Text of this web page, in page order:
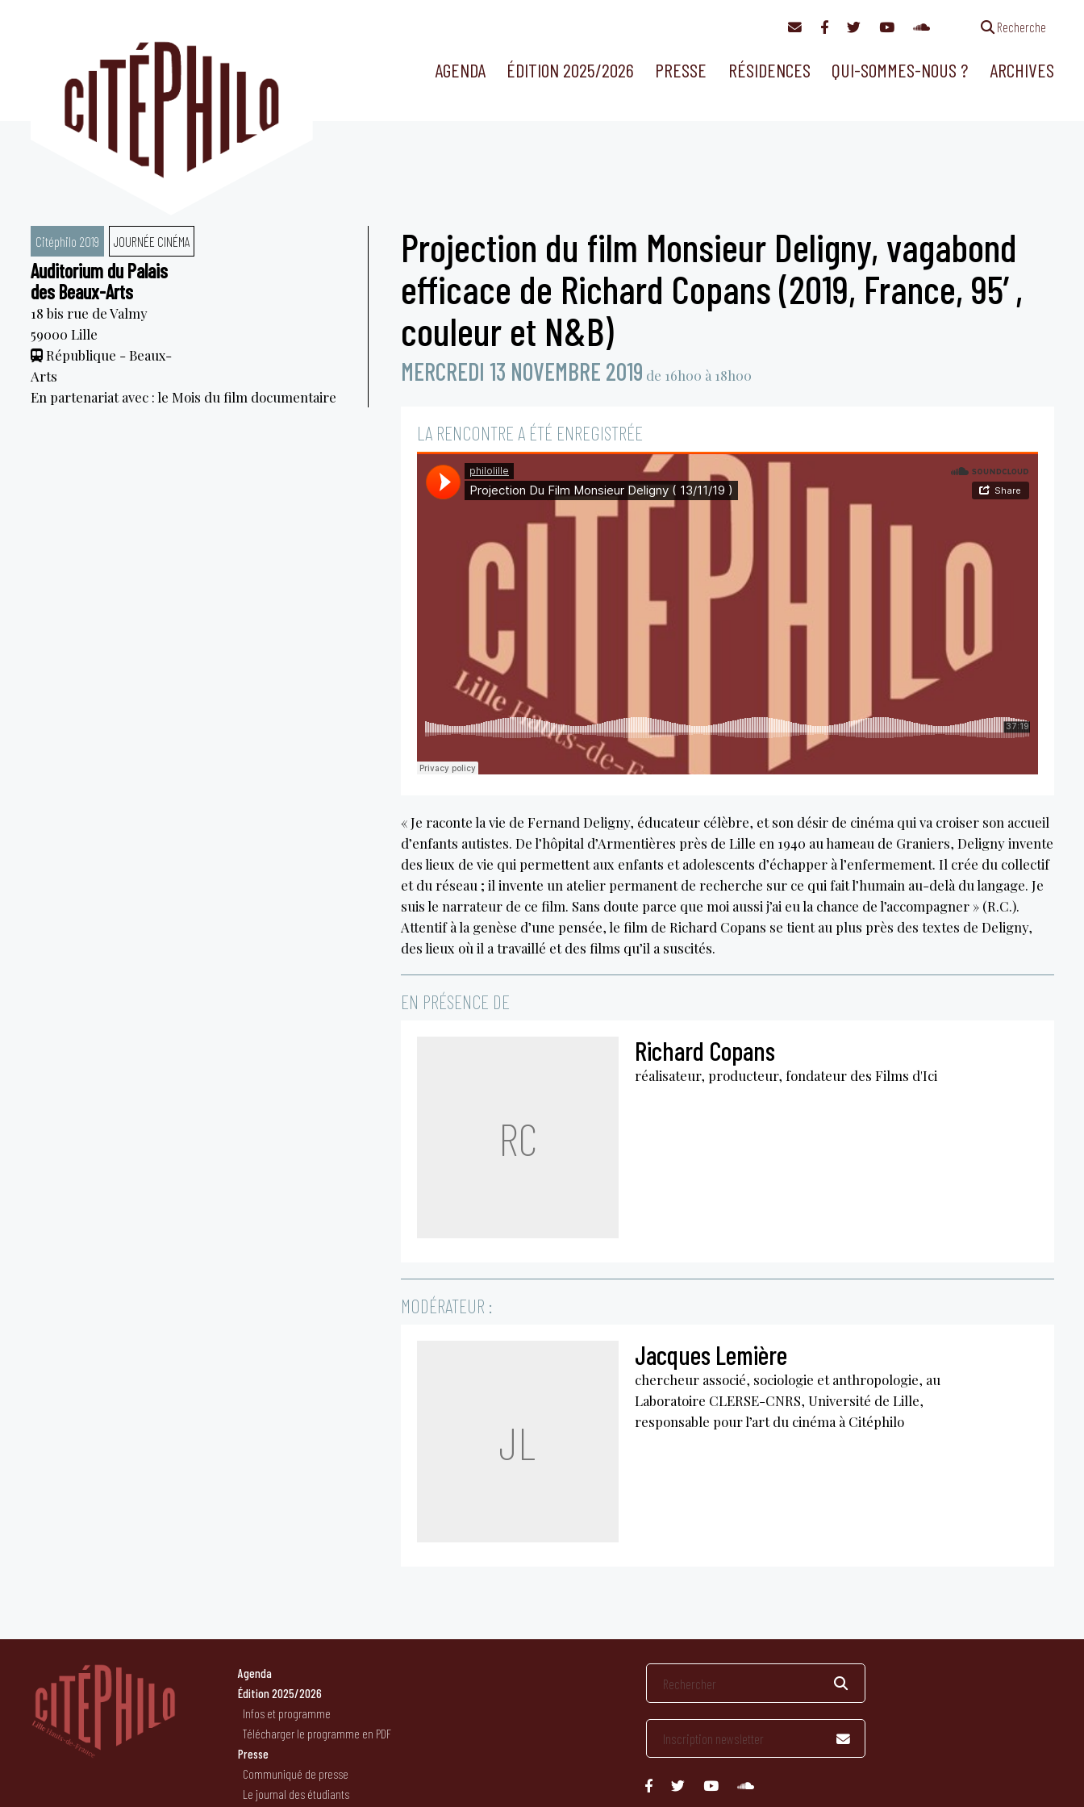
Recherche
AGENDA ÉDITION 2025/2026 PRESSE RÉSIDENCES QUI-SOMMES-NOUS ? ARCHIVES
Citéphilo 2019 JOURNÉE CINÉMA
Auditorium du Palais
des Beaux-Arts
18 bis rue de Valmy
59000 Lille
République - Beaux-
Arts
En partenariat avec : le Mois du film documentaire
Projection du film Monsieur Deligny, vagabond
efficace de Richard Copans (2019, France, 95′,
couleur et N&B)
MERCREDI 13 NOVEMBRE 2019 de 16h00 à 18h00
LA RENCONTRE A ÉTÉ ENREGISTRÉE
« Je raconte la vie de Fernand Deligny, éducateur célèbre, et son désir de cinéma qui va croiser son accueil
d’enfants autistes. De l’hôpital d’Armentières près de Lille en 1940 au hameau de Graniers, Deligny invente
des lieux de vie qui permettent aux enfants et adolescents d’échapper à l’enfermement. Il crée du collectif
et du réseau ; il invente un atelier permanent de recherche sur ce qui fait l’humain au-delà du langage. Je
suis le narrateur de ce film. Sans doute parce que moi aussi j’ai eu la chance de l’accompagner » (R.C.).
Attentif à la genèse d’une pensée, le film de Richard Copans se tient au plus près des textes de Deligny,
des lieux où il a travaillé et des films qu’il a suscités.
EN PRÉSENCE DE
RC
Richard Copans
réalisateur, producteur, fondateur des Films d'Ici
MODÉRATEUR :
JL
Jacques Lemière
chercheur associé, sociologie et anthropologie, au
Laboratoire CLERSE-CNRS, Université de Lille,
responsable pour l’art du cinéma à Citéphilo
Agenda
Édition 2025/2026
Infos et programme
Télécharger le programme en PDF
Presse
Communiqué de presse
Le journal des étudiants